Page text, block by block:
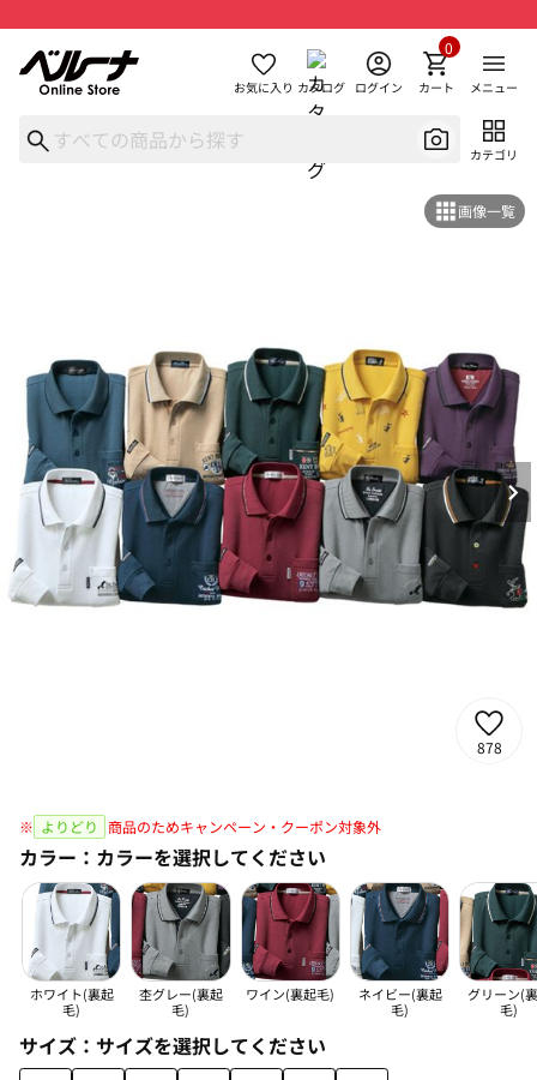
お気に入り カタログ ログイン カート
0
メニュー
カテゴリ
画像一覧
878
※ よりどり 商品のためキャンペーン・クーポン対象外
カラー： カラーを選択してください
ホワイト(裏起
毛)
杢グレー(裏起
毛)
ワイン(裏起毛)
ネイビー(裏起
毛)
グリーン(
毛)
サイズ： サイズを選択してください